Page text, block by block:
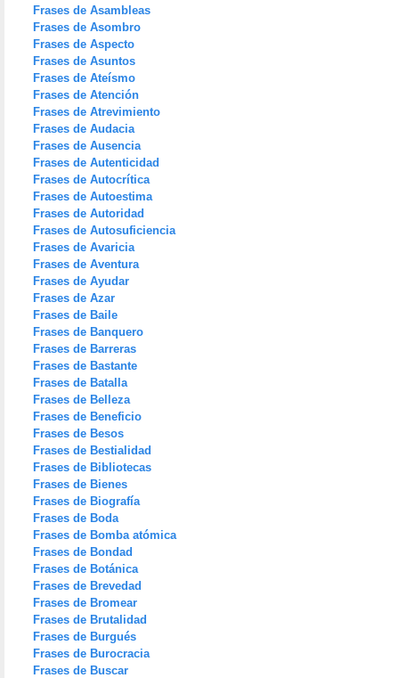
Frases de Asambleas
Frases de Asombro
Frases de Aspecto
Frases de Asuntos
Frases de Ateísmo
Frases de Atención
Frases de Atrevimiento
Frases de Audacia
Frases de Ausencia
Frases de Autenticidad
Frases de Autocrítica
Frases de Autoestima
Frases de Autoridad
Frases de Autosuficiencia
Frases de Avaricia
Frases de Aventura
Frases de Ayudar
Frases de Azar
Frases de Baile
Frases de Banquero
Frases de Barreras
Frases de Bastante
Frases de Batalla
Frases de Belleza
Frases de Beneficio
Frases de Besos
Frases de Bestialidad
Frases de Bibliotecas
Frases de Bienes
Frases de Biografía
Frases de Boda
Frases de Bomba atómica
Frases de Bondad
Frases de Botánica
Frases de Brevedad
Frases de Bromear
Frases de Brutalidad
Frases de Burgués
Frases de Burocracia
Frases de Buscar